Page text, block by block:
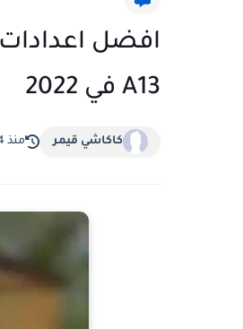
A13 في 2022
كاكاشي قيمر منذ 4 سنة